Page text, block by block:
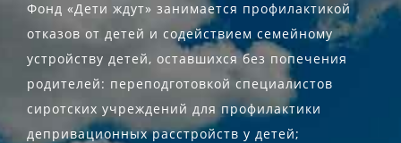
Фонд «Дети ждут» занимается профилактикой
отказов от детей и содействием семейному
устройству детей, оставшихся без попечения
родителей: переподготовкой специалистов
сиротских учреждений для профилактики
депривационных расстройств у детей;